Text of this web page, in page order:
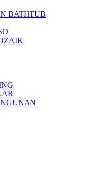
BATHTUB